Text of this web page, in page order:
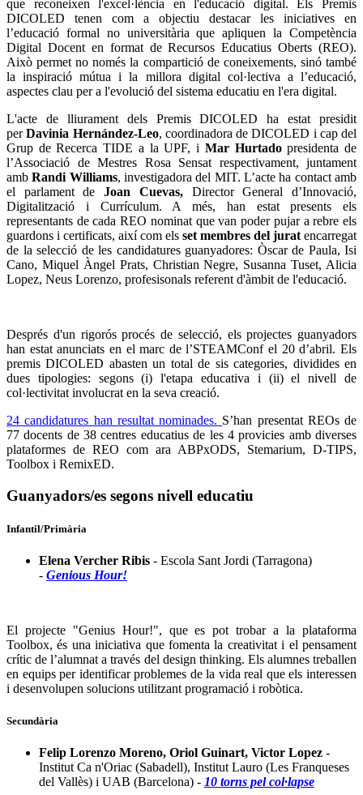
que reconeixen l'excel·lència en l'educació digital. Els Premis
DICOLED tenen com a objectiu destacar les iniciatives en
l’educació formal no universitària que apliquen la Competència
Digital Docent en format de Recursos Educatius Oberts (REO).
Això permet no només la compartició de coneixements, sinó també
la inspiració mútua i la millora digital col·lectiva a l’educació,
aspectes clau per a l'evolució del sistema educatiu en l'era digital.
L'acte de lliurament dels Premis DICOLED ha estat presidit
perDavinia Hernández-Leo, coordinadora de DICOLED i cap del
Grup de Recerca TIDE a la UPF, i Mar Hurtadopresidenta de
l’Associació de Mestres Rosa Sensat respectivament, juntament
ambRandi Williams, investigadora del MIT. L’acte ha contact amb
el parlament de Joan Cuevas,Director General d’Innovació,
Digitalització i Currículum. A més, han estat presents els
representants de cada REO nominat que van poder pujar a rebre els
guardons i certificats, així com els set membres del jurat encarregat
de la selecció de les candidatures guanyadores: Òscar de Paula, Isi
Cano, Miquel Àngel Prats, Christian Negre, Susanna Tuset, Alicia
Lopez, Neus Lorenzo, profesisonals referent d'àmbit de l'educació.
Després d'un rigorós procés de selecció, els projectes guanyadors
han estat anunciats en el marc de l’STEAMConf el 20 d’abril. Els
premis DICOLED abasten un total de sis categories, dividides en
dues tipologies: segons (i) l'etapa educativa i (ii) el nivell de
col·lectivitat involucrat en la seva creació.
24 candidatures han resultat nominades. S’han presentat REOs de
77 docents de 38 centres educatius de les 4 provicies amb diverses
plataformes de REO com ara ABPxODS, Stemarium, D-TIPS,
Toolbox i RemixED.
Guanyadors/es segons nivell educatiu
Infantil/Primària
Elena Vercher Ribis - Escola Sant Jordi (Tarragona)
- Genious Hour!
El projecte "Genius Hour!", que es pot trobar a la plataforma
Toolbox, és una iniciativa que fomenta la creativitat i el pensament
crític de l’alumnat a través del design thinking. Els alumnes treballen
en equips per identificar problemes de la vida real que els interessen
i desenvolupen solucions utilitzant programació i robòtica.
Secundària
Felip Lorenzo Moreno, Oriol Guinart, Victor Lopez -
Institut Ca n'Oriac (Sabadell), Institut Lauro (Les Franqueses
del Vallès) i UAB (Barcelona) - 10 torns pel col·lapse